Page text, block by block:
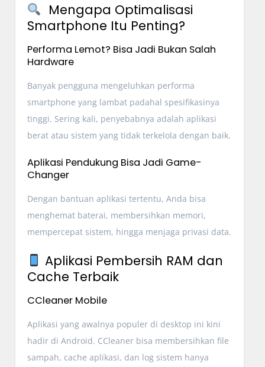
Mengapa Optimalisasi
Smartphone Itu Penting?
Performa Lemot? Bisa Jadi Bukan Salah
Hardware
Banyak pengguna mengeluhkan performa
smartphone yang lambat padahal spesifikasinya
tinggi. Sering kali, penyebabnya adalah aplikasi
berat atau sistem yang tidak terkelola dengan baik.
Aplikasi Pendukung Bisa Jadi Game-
Changer
Dengan bantuan aplikasi tertentu, Anda bisa
menghemat baterai, membersihkan memori,
mempercepat sistem, hingga menjaga privasi data.
Aplikasi Pembersih RAM dan
Cache Terbaik
CCleaner Mobile
Aplikasi yang awalnya populer di desktop ini kini
hadir di Android. CCleaner bisa membersihkan file
sampah, cache aplikasi, dan log sistem hanya